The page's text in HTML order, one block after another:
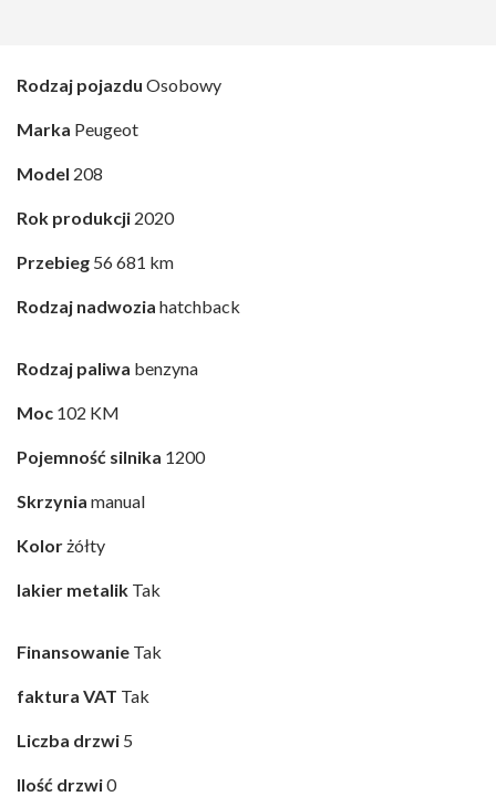
Rodzaj pojazdu Osobowy
Marka Peugeot
Model 208
Rok produkcji 2020
Przebieg 56 681 km
Rodzaj nadwozia hatchback
Rodzaj paliwa benzyna
Moc 102 KM
Pojemność silnika 1200
Skrzynia manual
Kolorżółty
lakier metalik Tak
Finansowanie Tak
faktura VAT Tak
Liczba drzwi 5
Ilość drzwi0